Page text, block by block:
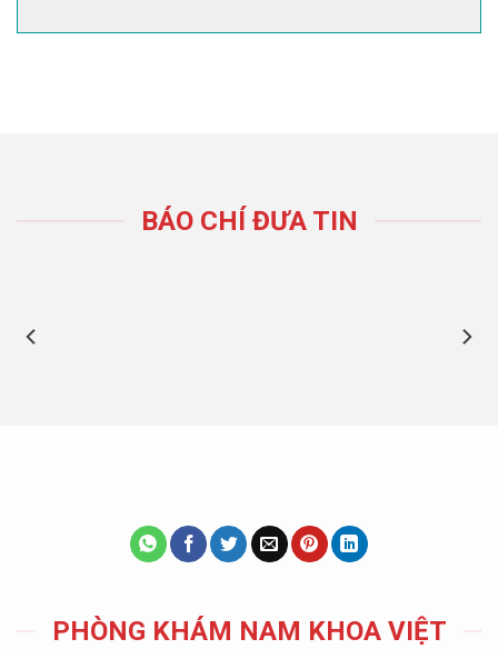
BÁO CHÍ ĐƯA TIN
PHÒNG KHÁM NAM KHOA VIỆT